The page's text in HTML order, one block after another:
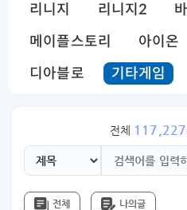
리니지 리니지2
메이플스토리
아이온
디아블로
기타게임
전체 117,227
전체 나의글